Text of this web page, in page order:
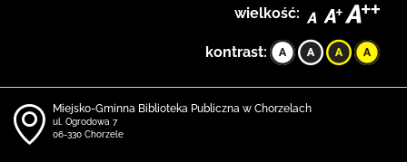
wielkość:
kontrast:
Miejsko-Gminna Biblioteka Publiczna w Chorzelach
ul. Ogrodowa 7
06-330 Chorzele